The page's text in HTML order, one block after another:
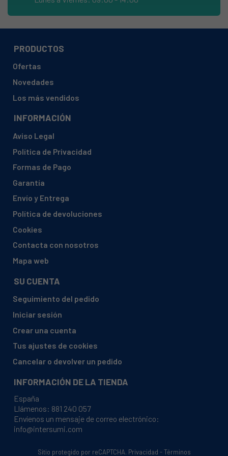
BOSCH, D5622X0GB-02
BOSCH, D5622X0GB-03
BOSCH, D5623X0-02
BOSCH, D5623X0-03
BOSCH, D5625X0-01
BOSCH, D5625X0GB-02
BOSCH, D5652X0-01
BOSCH, D5652X0GB-03
BOSCH, D5652X0GB-04
BOSCH, D5852X0-01
BOSCH, D7640X0-02
BOSCH, DHL525A-01
BOSCH, DHL525A-02
BOSCH, DHL525AGB-02
PRODUCTOS
Ofertas
Novedades
Los más vendidos
INFORMACIÓN
Aviso Legal
Política de Privacidad
Formas de Pago
Garantía
Envío y Entrega
Política de devoluciones
Cookies
Contacta con nosotros
Mapa web
SU CUENTA
Seguimiento del pedido
Iniciar sesión
Crear una cuenta
Tus ajustes de cookies
Cancelar o devolver un pedido
INFORMACIÓN DE LA TIENDA
España
Llámenos: 881 240 057
Envíenos un mensaje de correo electrónico:
info@intersumi.com
Sitio protegido por reCAPTCHA. Privacidad -Términos